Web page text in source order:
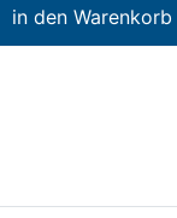
in den Warenkorb